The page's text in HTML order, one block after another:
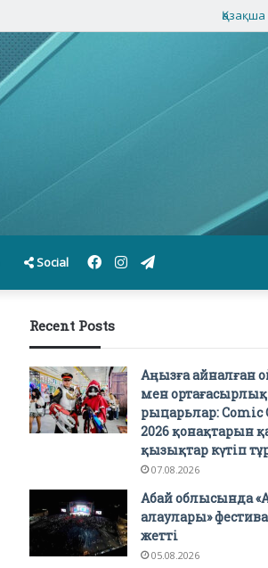
Қазақша
Social Telegram
Instagram
Facebook
Recent Posts
Аңызға айналған
мен ортағасырлық
рыцарьлар: Comic
2026 қонақтарын
қызықтар күтіп
07.08.2026
Абай облысында
алаулары»
жетті
05.08.2026